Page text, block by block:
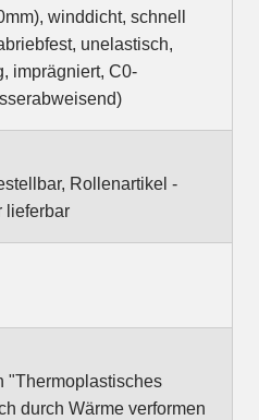
winddicht, schnell
unelastisch,
imprägniert, C0-
Rollenartikel -
lieferbar
"Thermoplastisches
durch Wärme verformen